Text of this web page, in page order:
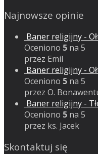
Najnowsze opinie
Baner religijny -
Oceniono 5 na 5
przez Emil
Baner religijny -
Oceniono 5 na 5
przez O.
Baner religijny -
Oceniono 5 na 5
przez ks. Jacek
Skontaktuj się